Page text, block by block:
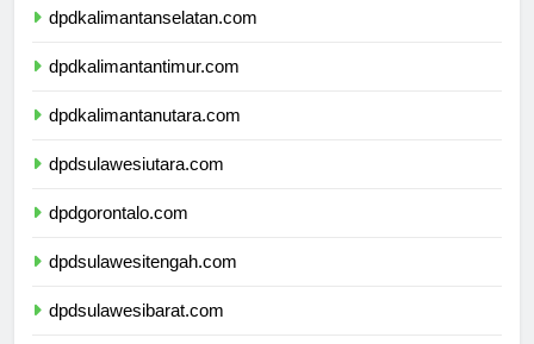
dpdkalimantanselatan.com
dpdkalimantantimur.com
dpdkalimantanutara.com
dpdsulawesiutara.com
dpdgorontalo.com
dpdsulawesitengah.com
dpdsulawesibarat.com